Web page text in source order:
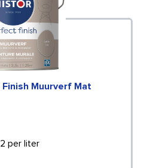
Muurverf Mat
per liter